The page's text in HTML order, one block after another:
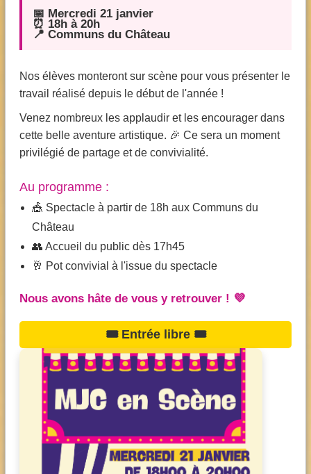
📅 Mercredi 21 janvier
⏰ 18h à 20h
📍 Communs du Château
Nos élèves monteront sur scène pour vous présenter le
travail réalisé depuis le début de l'année !
Venez nombreux les applaudir et les encourager dans
cette belle aventure artistique. 🎉 Ce sera un moment
privilégié de partage et de convivialité.
Au programme :
🎪 Spectacle à partir de 18h aux Communs du
Château
👥 Accueil du public dès 17h45
🥂 Pot convivial à l'issue du spectacle
Nous avons hâte de vous y retrouver ! 💜
🎟️ Entrée libre 🎟️